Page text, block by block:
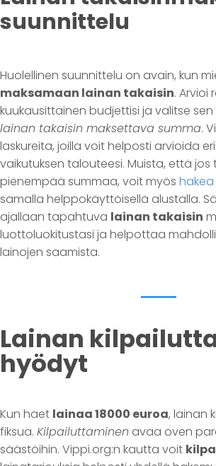
suunnittelu
Huolellinen suunnittelu on avain, kun
maksamaan lainan takaisin. Arvioi
kuukausittainen budjettisi ja valitse
lainan takaisin maksettava summa.
laskureita, joilla voit helposti arvioida
vaikutuksen talouteesi. Muista, että jos
pienempää summaa, voit myös hakea
samalla helppokäyttöisellä alustalla.
ajallaan tapahtuva lainan takaisin
luottoluokitustasi ja helpottaa
lainojen saamista.
Lainan
hyödyt
Kun haet lainaa 18000 euroa, lainan
fiksua. Kilpailuttaminen avaa oven
säästöihin. Vippi.org:n kautta voit